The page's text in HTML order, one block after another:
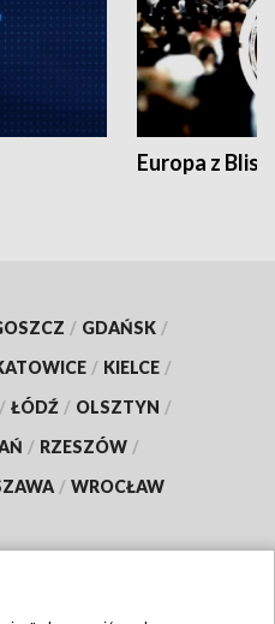
Europa z
/ GDAŃSK /
/ KIELCE /
/ ŁÓDŹ / OLSZTYN /
/ RZESZÓW /
/ WROCŁAW